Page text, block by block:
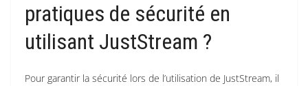
pratiques de sécurité en
utilisant JustStream ?
Pour garantir la sécurité lors de l’utilisation de JustStream, il